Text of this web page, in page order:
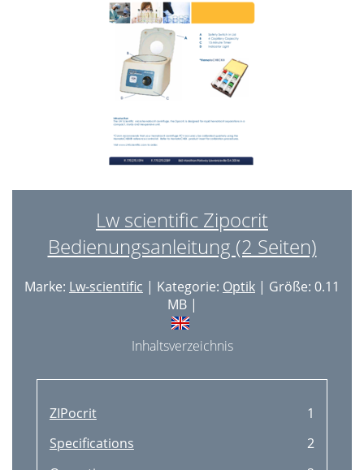
Lw scientific Zipocrit
Bedienungsanleitung (2 Seiten)
Marke: Lw-scientific | Kategorie: Optik | Größe: 0.11
MB |
Inhaltsverzeichnis
ZIPocrit
1
Specifications
2